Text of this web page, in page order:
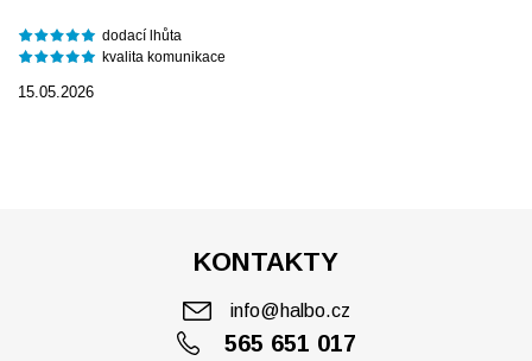
dodací lhůta
kvalita komunikace
15.05.2026
KONTAKTY
565 651 017
info@halbo.cz